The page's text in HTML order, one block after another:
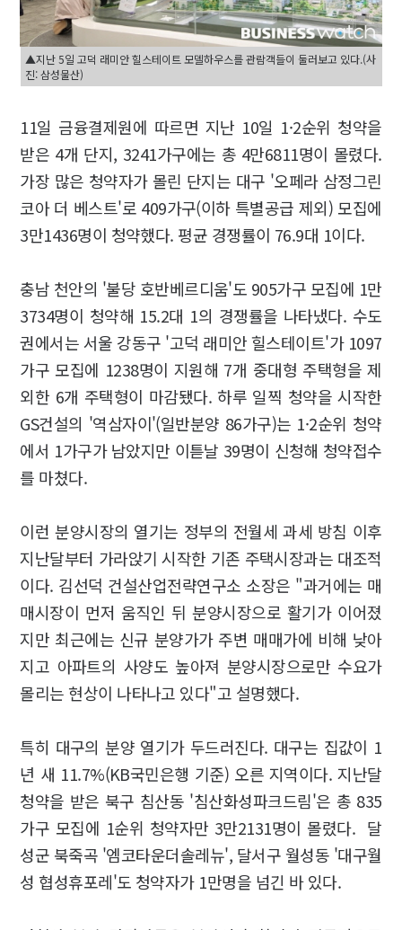
▲지난 5일 고덕 래미안 힐스테이트 모델하우스를 관람객들이 둘러보고 있다.(사
진: 삼성물산)
11일 금융결제원에 따르면 지난 10일 1·2순위 청약을
받은 4개 단지, 3241가구에는 총 4만6811명이 몰렸다.
가장 많은 청약자가 몰린 단지는 대구 '오페라 삼정그린
코아 더 베스트'로 409가구(이하 특별공급 제외) 모집에
3만1436명이 청약했다. 평균 경쟁률이 76.9대 1이다.
충남 천안의 '불당 호반베르디움'도 905가구 모집에 1만
3734명이 청약해 15.2대 1의 경쟁률을 나타냈다. 수도
권에서는 서울 강동구 '고덕 래미안 힐스테이트'가 1097
가구 모집에 1238명이 지원해 7개 중대형 주택형을 제
외한 6개 주택형이 마감됐다. 하루 일찍 청약을 시작한
GS건설의 '역삼자이'(일반분양 86가구)는 1·2순위 청약
에서 1가구가 남았지만 이튿날 39명이 신청해 청약접수
를 마쳤다.
이런 분양시장의 열기는 정부의 전월세 과세 방침 이후
지난달부터 가라앉기 시작한 기존 주택시장과는 대조적
이다. 김선덕 건설산업전략연구소 소장은 "과거에는 매
매시장이 먼저 움직인 뒤 분양시장으로 활기가 이어졌
지만 최근에는 신규 분양가가 주변 매매가에 비해 낮아
지고 아파트의 사양도 높아져 분양시장으로만 수요가
몰리는 현상이 나타나고 있다"고 설명했다.
특히 대구의 분양 열기가 두드러진다. 대구는 집값이 1
년 새 11.7%(KB국민은행 기준) 오른 지역이다. 지난달
청약을 받은 북구 침산동 '침산화성파크드림'은 총 835
가구 모집에 1순위 청약자만 3만2131명이 몰렸다. 달
성군 북죽곡 '엠코타운더솔레뉴', 달서구 월성동 '대구월
성 협성휴포레'도 청약자가 1만명을 넘긴 바 있다.